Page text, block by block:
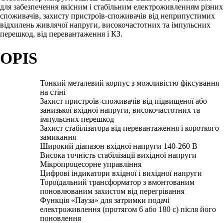
для забезпечення якісним і стабільним електроживленням різних
споживачів, захисту пристроїв-споживачів від неприпустимих
відхилень живлячої напруги, високочастотних та імпульсних
перешкод, від перевантаження і КЗ.
OPIS
Тонкий металевий корпус з можливістю фіксування
на стіні
Захист пристроїв-споживачів від підвищеної або
занизької вхідної напруги, високочастотних та
імпульсних перешкод
Захист стабілізатора від перевантаження і короткого
замикання
Широкий діапазон вхідної напруги 140-260 В
Висока точність стабілізації вихідної напруги
Мікропроцесорне управління
Цифрові індикатори вхідної і вихідної напруги
Тороїдальний трансформатор з вмонтованим
поновлюваним захистом від перегрівання
Функція «Пауза» для затримки подачі
електроживлення (протягом 6 або 180 с) після його
поновлення